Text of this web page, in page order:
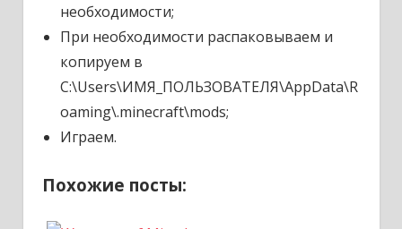
необходимости;
При необходимости распаковываем и
копируем в
C:\Users\ИМЯ_ПОЛЬЗОВАТЕЛЯ\AppData\R
oaming\.minecraft\mods;
Играем.
Похожие посты: